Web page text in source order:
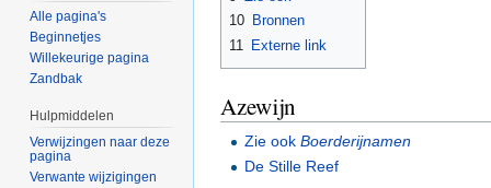
10 Bronnen
11
Externe link
Azewijn
Zie ookBoerderijnamen
De Stille Reef
Alle pagina's
Beginnetjes
Willekeurige pagina
Zandbak
Hulpmiddelen
Verwijzingen naar deze
pagina
Verwante wijzigingen